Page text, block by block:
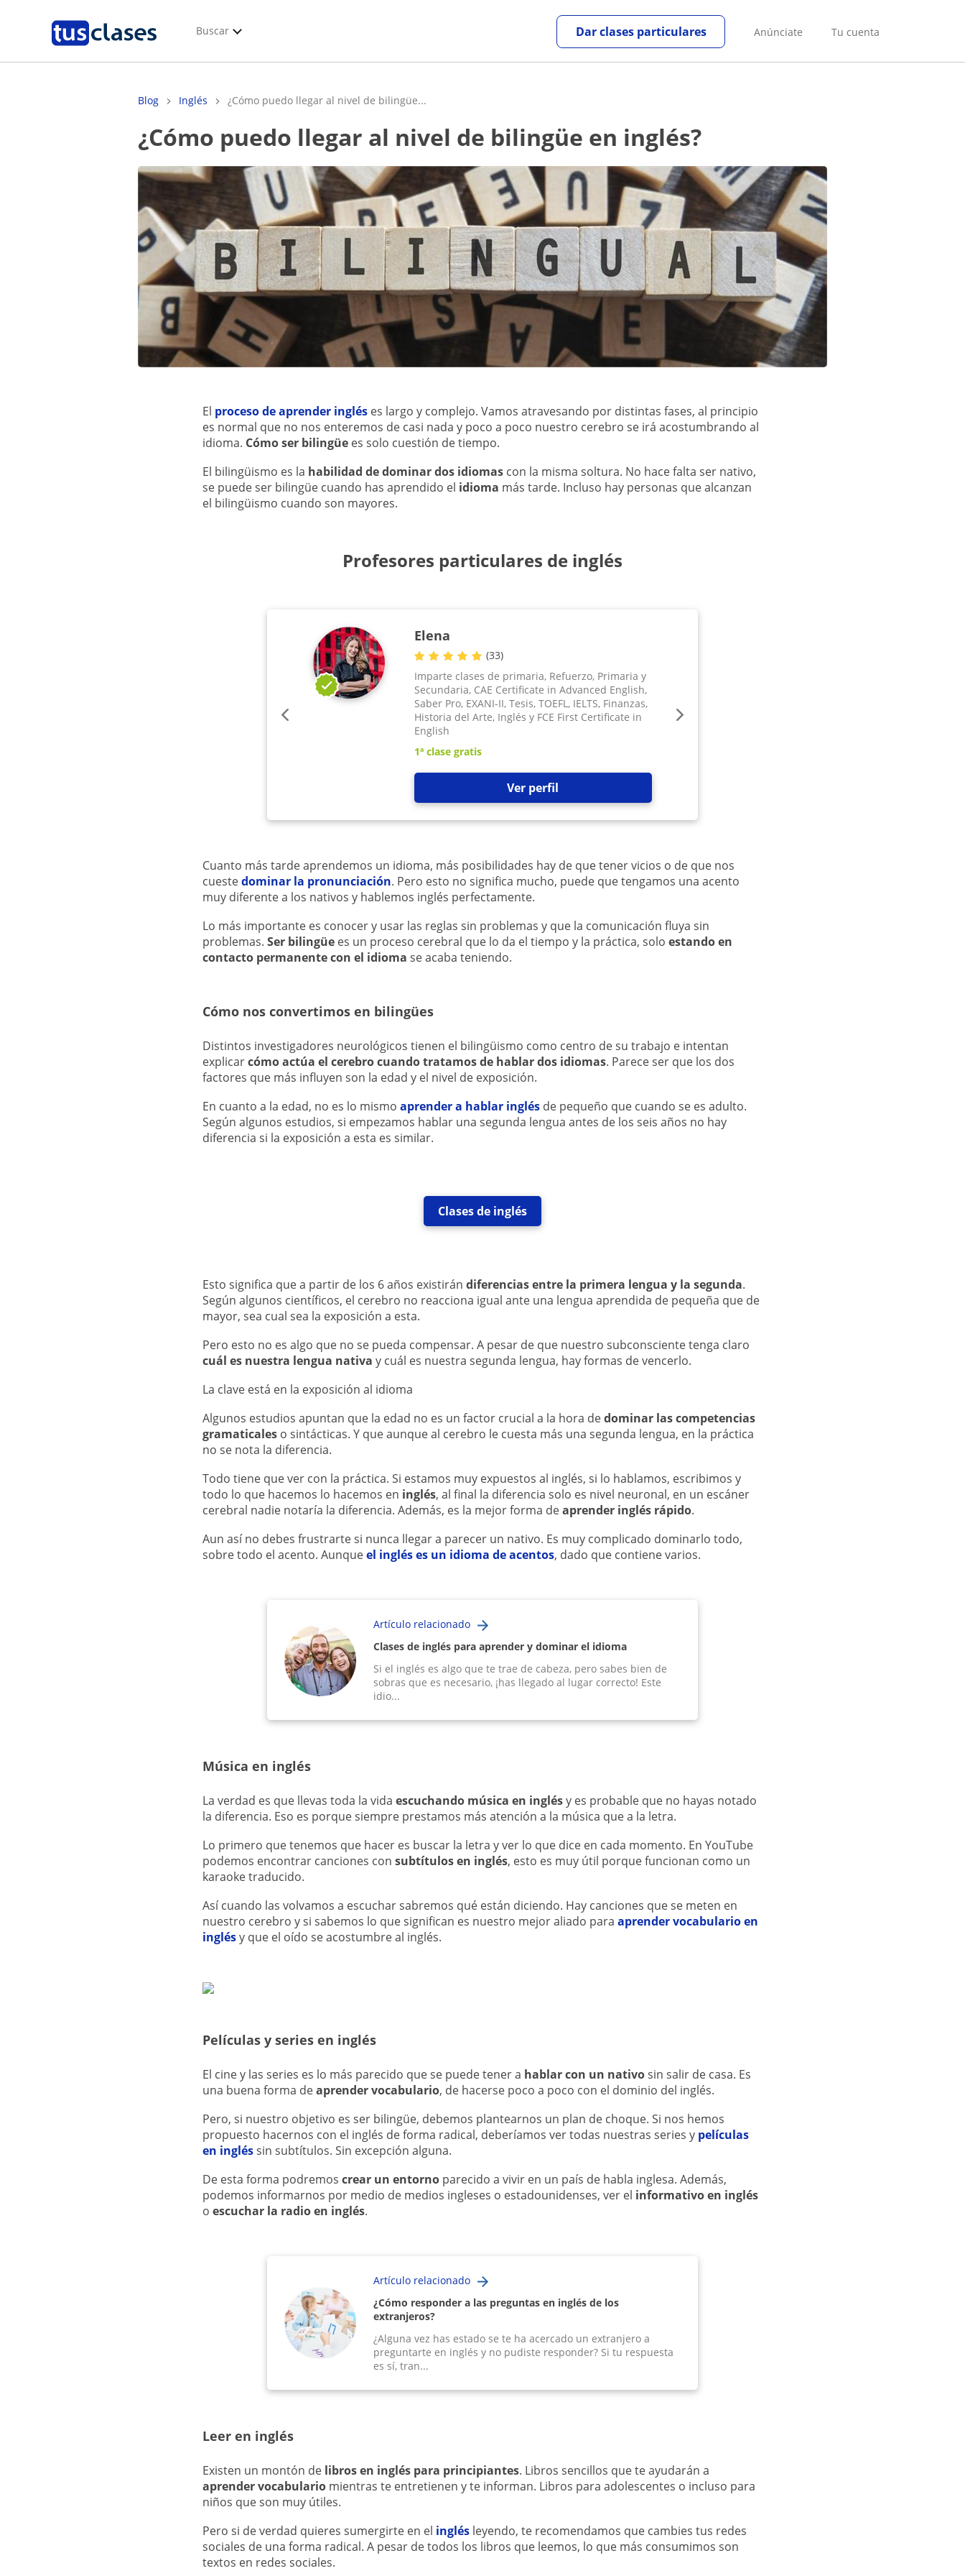
Buscar Anúnciate Tu cuenta
Dar clases particulares
Blog Inglés ¿Cómo puedo llegar al nivel de bilingüe...
¿Cómo puedo llegar al nivel de bilingüe en inglés?
El proceso de aprender inglés es largo y complejo. Vamos atravesando por distintas fases, al principio
es normal que no nos enteremos de casi nada y poco a poco nuestro cerebro se irá acostumbrando al
idioma. Cómo ser bilingüe es solo cuestión de tiempo.
El bilingüismo es la habilidad de dominar dos idiomas con la misma soltura. No hace falta ser nativo,
se puede ser bilingüe cuando has aprendido el idioma más tarde. Incluso hay personas que alcanzan
el bilingüismo cuando son mayores.
Profesores particulares de inglés
Elena
(33)
Imparte clases de primaria, Refuerzo, Primaria y
Secundaria, CAE Certificate in Advanced English,
Saber Pro, EXANI-II, Tesis, TOEFL, IELTS, Finanzas,
Historia del Arte, Inglés y FCE First Certificate in
English
1ª clase gratis
Ver perfil
Cuanto más tarde aprendemos un idioma, más posibilidades hay de que tener vicios o de que nos
cuestedominar la pronunciación. Pero esto no significa mucho, puede que tengamos una acento
muy diferente a los nativos y hablemos inglés perfectamente.
Lo más importante es conocer y usar las reglas sin problemas y que la comunicación fluya sin
problemas. Ser bilingüe es un proceso cerebral que lo da el tiempo y la práctica, solo estando en
contacto permanente con el idioma se acaba teniendo.
Cómo nos convertimos en bilingües
Distintos investigadores neurológicos tienen el bilingüismo como centro de su trabajo e intentan
explicarcómo actúa el cerebro cuando tratamos de hablar dos idiomas. Parece ser que los dos
factores que más influyen son la edad y el nivel de exposición.
En cuanto a la edad, no es lo mismo aprender a hablar inglés de pequeño que cuando se es adulto.
Según algunos estudios, si empezamos hablar una segunda lengua antes de los seis años no hay
diferencia si la exposición a esta es similar.
Clases de inglés
Esto significa que a partir de los 6 años existirán diferencias entre la primera lengua y la segunda.
Según algunos científicos, el cerebro no reacciona igual ante una lengua aprendida de pequeña que de
mayor, sea cual sea la exposición a esta.
Pero esto no es algo que no se pueda compensar. A pesar de que nuestro subconsciente tenga claro
cuál es nuestra lengua nativa y cuál es nuestra segunda lengua, hay formas de vencerlo.
La clave está en la exposición al idioma
Algunos estudios apuntan que la edad no es un factor crucial a la hora dedominar las competencias
gramaticales o sintácticas. Y que aunque al cerebro le cuesta más una segunda lengua, en la práctica
no se nota la diferencia.
Todo tiene que ver con la práctica. Si estamos muy expuestos al inglés, si lo hablamos, escribimos y
todo lo que hacemos lo hacemos en inglés, al final la diferencia solo es nivel neuronal, en un escáner
cerebral nadie notaría la diferencia. Además, es la mejor forma deaprender inglés rápido.
Aun así no debes frustrarte si nunca llegar a parecer un nativo. Es muy complicado dominarlo todo,
sobre todo el acento. Aunqueel inglés es un idioma de acentos, dado que contiene varios.
Artículo relacionado
Clases de inglés para aprender y dominar el idioma
Si el inglés es algo que te trae de cabeza, pero sabes bien de
sobras que es necesario, ¡has llegado al lugar correcto! Este
idio...
Música en inglés
La verdad es que llevas toda la vida escuchando música en inglésy es probable que no hayas notado
la diferencia. Eso es porque siempre prestamos más atención a la música que a la letra.
Lo primero que tenemos que hacer es buscar la letra y ver lo que dice en cada momento. En YouTube
podemos encontrar canciones con subtítulos en inglés, esto es muy útil porque funcionan como un
karaoke traducido.
Así cuando las volvamos a escuchar sabremos qué están diciendo. Hay canciones que se meten en
nuestro cerebro y si sabemos lo que significan es nuestro mejor aliado para aprender vocabulario en
inglésy que el oído se acostumbre al inglés.
Películas y series en inglés
El cine y las series es lo más parecido que se puede tener a hablar con un nativosin salir de casa. Es
una buena forma deaprender vocabulario, de hacerse poco a poco con el dominio del inglés.
Pero, si nuestro objetivo es ser bilingüe, debemos plantearnos un plan de choque. Si nos hemos
propuesto hacernos con el inglés de forma radical, deberíamos ver todas nuestras series y películas
en ingléssin subtítulos. Sin excepción alguna.
De esta forma podremos crear un entorno parecido a vivir en un país de habla inglesa. Además,
podemos informarnos por medio de medios ingleses o estadounidenses, ver el informativo en inglés
o escuchar la radio en inglés.
Artículo relacionado
¿Cómo responder a las preguntas en inglés de los
extranjeros?
¿Alguna vez has estado se te ha acercado un extranjero a
preguntarte en inglés y no pudiste responder? Si tu respuesta
es sí, tran...
Leer en inglés
Existen un montón de libros en inglés para principiantes. Libros sencillos que te ayudarán a
aprender vocabulario mientras te entretienen y te informan. Libros para adolescentes o incluso para
niños que son muy útiles.
Pero si de verdad quieres sumergirte en el inglés leyendo, te recomendamos que cambies tus redes
sociales de una forma radical. A pesar de todos los libros que leemos, lo que más consumimos son
textos en redes sociales.